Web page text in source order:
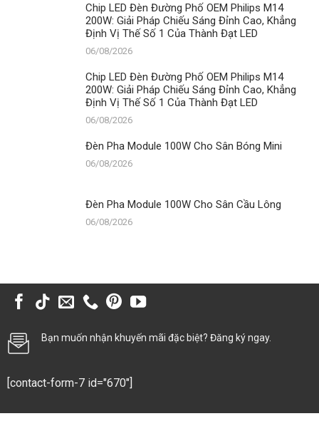
Chip LED Đèn Đường Phố OEM Philips M14
200W: Giải Pháp Chiếu Sáng Đỉnh Cao, Khẳng
Định Vị Thế Số 1 Của Thành Đạt LED
06/08/2026
Chip LED Đèn Đường Phố OEM Philips M14
200W: Giải Pháp Chiếu Sáng Đỉnh Cao, Khẳng
Định Vị Thế Số 1 Của Thành Đạt LED
06/08/2026
Đèn Pha Module 100W Cho Sân Bóng Mini
06/08/2026
Đèn Pha Module 100W Cho Sân Cầu Lông
06/08/2026
Bạn muốn nhận khuyến mãi đặc biệt? Đăng ký ngay.
[contact-form-7 id="670"]